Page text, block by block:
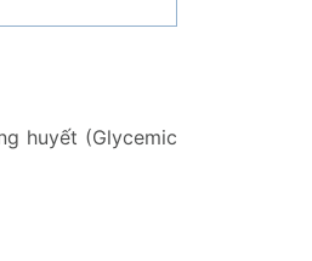
huyết (Glycemic